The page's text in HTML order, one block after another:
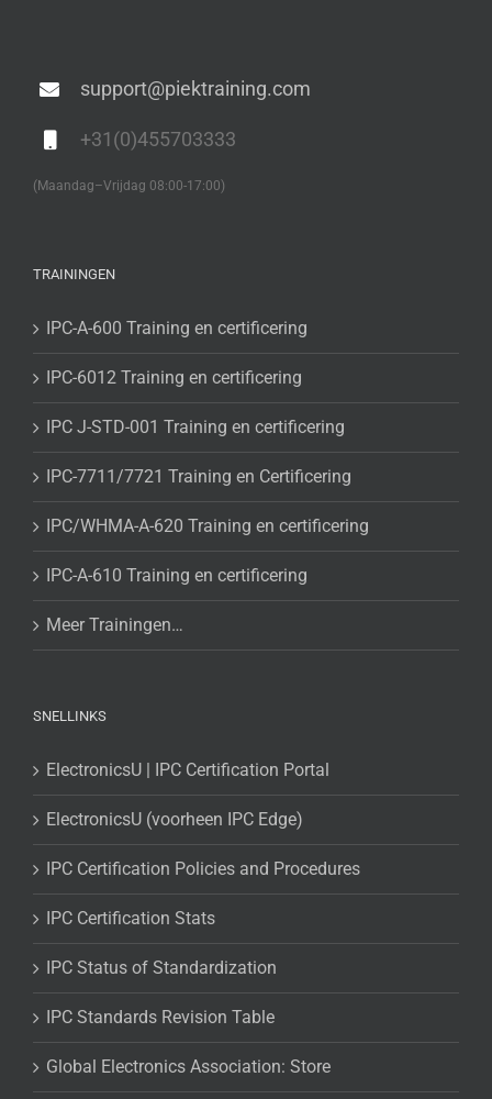
support@piektraining.com
+31(0)455703333
(Maandag–Vrijdag 08:00-17:00)
TRAININGEN
IPC-A-600 Training en certificering
IPC-6012 Training en certificering
IPC J-STD-001 Training en certificering
IPC-7711/7721 Training en Certificering
IPC/WHMA-A-620 Training en certificering
IPC-A-610 Training en certificering
Meer Trainingen…
SNELLINKS
ElectronicsU | IPC Certification Portal
ElectronicsU (voorheen IPC Edge)
IPC Certification Policies and Procedures
IPC Certification Stats
IPC Status of Standardization
IPC Standards Revision Table
Global Electronics Association: Store